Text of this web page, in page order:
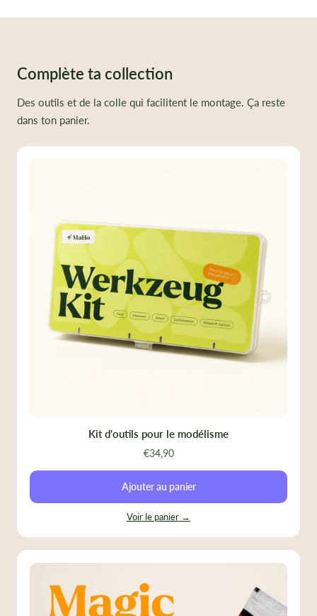
Complète ta collection
Des outils et de la colle qui facilitent le montage. Ça reste
dans ton panier.
Kit d'outils pour le modélisme
€34,90
Ajouter au panier
Voir le panier →